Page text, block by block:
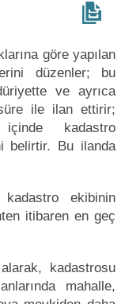
göre yapılan
düzenler; bu
ve ayrıca
ile ilan ettirir;
kadastro
belirtir. Bu ilanda
ekibinin
itibaren en geç
kadastrosu
mahalle,